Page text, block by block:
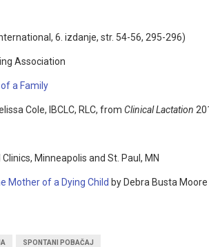
6. izdanje, str. 54-56, 295-296)
Association
a Family
Cole, IBCLC, RLC, from Clinical Lactation
Minneapolis and St. Paul, MN
Mother of a Dying Child by Debra Busta
SPONTANI POBAČAJ